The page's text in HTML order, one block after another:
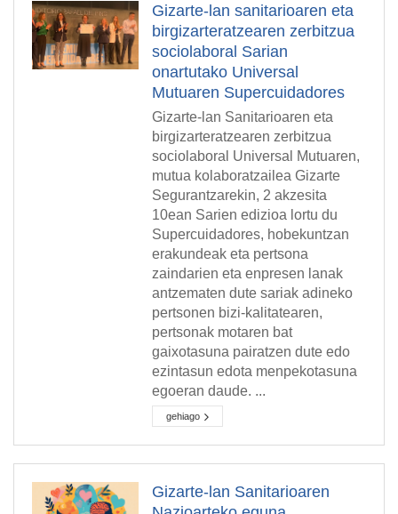
Gizarte-lan sanitarioaren eta
birgizarteratzearen zerbitzua
sociolaboral Sarian
onartutako Universal
Mutuaren Supercuidadores
Gizarte-lan Sanitarioaren eta
birgizarteratzearen zerbitzua
sociolaboral Universal Mutuaren,
mutua kolaboratzailea Gizarte
Segurantzarekin, 2 akzesita
10ean Sarien edizioa lortu du
Supercuidadores, hobekuntzan
erakundeak eta pertsona
zaindarien eta enpresen lanak
antzematen dute sariak adineko
pertsonen bizi-kalitatearen,
pertsonak motaren bat
gaixotasuna pairatzen dute edo
ezintasun edota menpekotasuna
egoeran daude. ...
gehiago
Gizarte-lan Sanitarioaren